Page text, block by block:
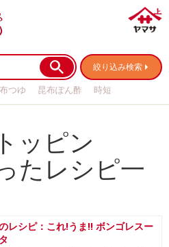
絞り込み検索
つゆ 昆布ぽん酢
時短
ッピン
たレシピ一
レシピ：これ!うま!! ボンゴレスー